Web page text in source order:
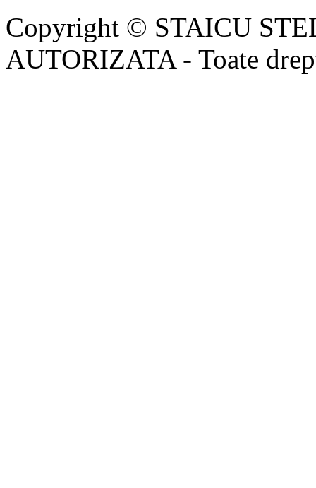
Copyright © STAICU
AUTORIZATA - Toate